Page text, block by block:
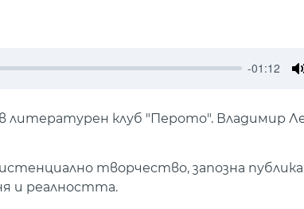
-01:12
клуб "Перото". Владимир
творчество, запозна
и реалността.